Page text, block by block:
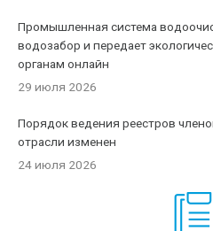
Промышленная система
водозабор и передает
органам онлайн
29 июля 2026
Порядок ведения реестров
отрасли изменен
24 июля 2026